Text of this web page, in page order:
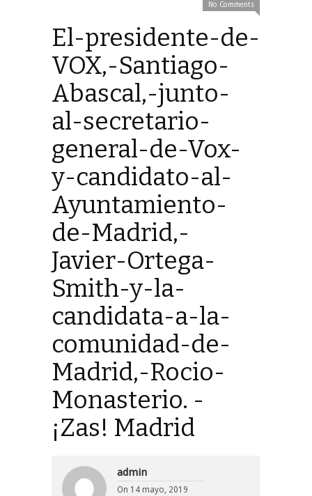
No Comments
El-presidente-de-
VOX,-Santiago-
Abascal,-junto-
al-secretario-
general-de-Vox-
y-candidato-al-
Ayuntamiento-
de-Madrid,-
Javier-Ortega-
Smith-y-la-
candidata-a-la-
comunidad-de-
Madrid,-Rocio-
Monasterio. -
¡Zas! Madrid
admin
On 14 mayo, 2019